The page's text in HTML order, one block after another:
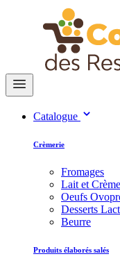
Catalogue
Crèmerie
Fromages
Lait et
Oeufs
Desserts
Beurre
Produits élaborés salés